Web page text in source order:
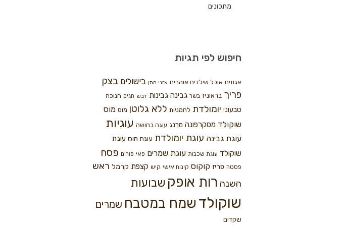
מתכונים
חיפוש לפי תגיות
אגוזים אוכל שילדים אוהבים אזני המן בישולים בצק
פריך בראוניז בשר גבינה גבינות דבש חגים חנוכה
טבעוני יומולדת לחמניות ללא גלוטן מוס מוס
שוקולד מסקרפונה מרנג עוגה בחושה עוגיות
עוגת גבינה עוגת יומולדת עוגת מוס עוגת
שוקולד עוגת שכבות עוגת שמרים פאי פורים פסח
פסטה פריז קוקוס קינוח אישי קיש קצפת קרמל ראש
השנה רות אופק שבועות
שוקולד שמח במטבח שמרים
שקדים